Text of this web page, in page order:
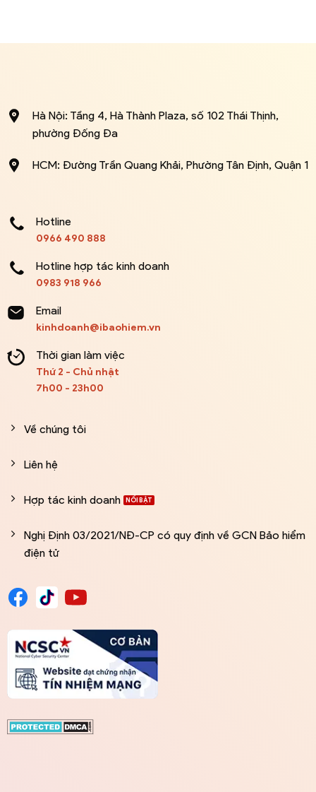
Hà Nội: Tầng 4, Hà Thành Plaza, số 102 Thái Thịnh,
phường Đống Đa
HCM: Đường Trần Quang Khải, Phường Tân Định, Quận 1
Hotline
0966 490 888
Hotline hợp tác kinh doanh
0983 918 966
Email
kinhdoanh@ibaohiem.vn
Thời gian làm việc
Thứ 2 - Chủ nhật
7h00 - 23h00
Về chúng tôi
Liên hệ
Hợp tác kinh doanh
Nghị Định 03/2021/NĐ-CP có quy định về GCN Bảo hiểm
điện tử